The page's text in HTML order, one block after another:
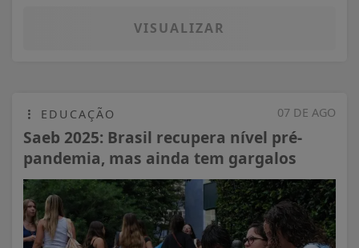
VISUALIZAR
07 DE AGO
EDUCAÇÃO
Saeb 2025: Brasil recupera nível pré-
pandemia, mas ainda tem gargalos